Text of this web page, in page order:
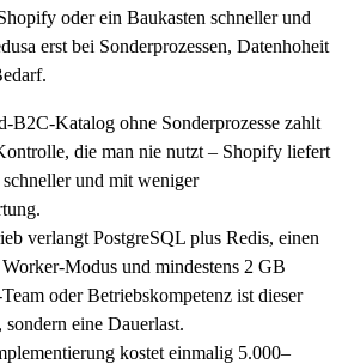
oder ein Baukasten schneller und
erst bei Sonderprozessen, Datenhoheit
B2C-Katalog ohne Sonderprozesse zahlt
die man nie nutzt – Shopify liefert
schneller und mit weniger
verlangt PostgreSQL plus Redis, einen
Modus und mindestens 2 GB
oder Betriebskompetenz ist dieser
eine Dauerlast.
kostet einmalig 5.000–